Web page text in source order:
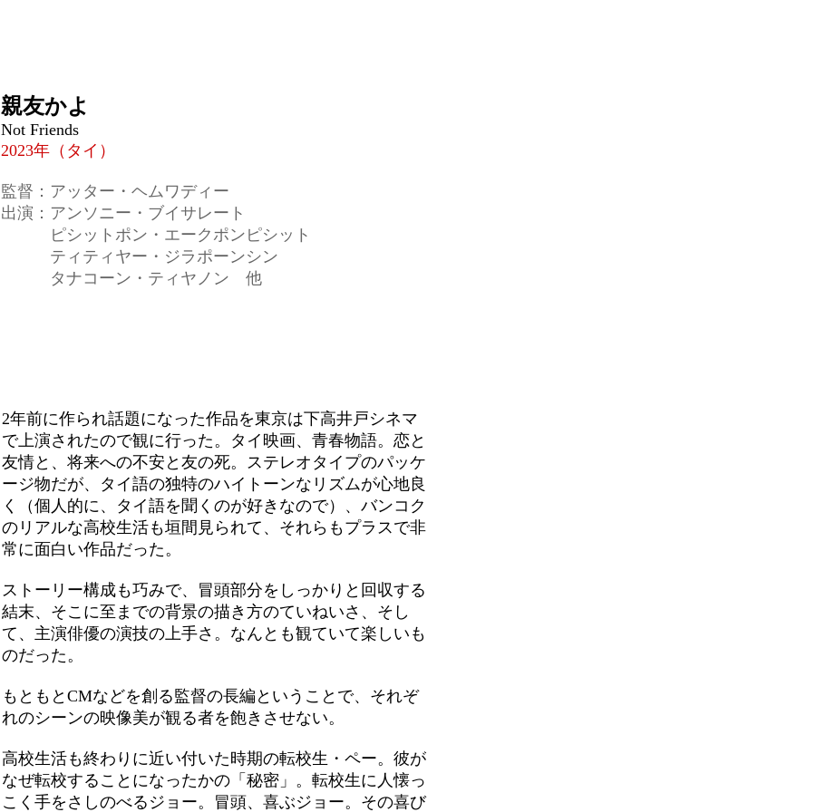
2年前に作られ話題になった作品を東京は下高井戸シネマ
で上演されたので観に行った。タイ映画、青春物語。恋と
友情と、将来への不安と友の死。ステレオタイプのパッケ
ージ物だが、タイ語の独特のハイトーンなリズムが心地良
く（個人的に、タイ語を聞くのが好きなので）、バンコク
のリアルな高校生活も垣間見られて、それらもプラスで非
常に面白い作品だった。
ストーリー構成も巧みで、冒頭部分をしっかりと回収する
結末、そこに至までの背景の描き方のていねいさ、そし
て、主演俳優の演技の上手さ。なんとも観ていて楽しいも
のだった。
もともとCMなどを創る監督の長編ということで、それぞ
れのシーンの映像美が観る者を飽きさせない。
高校生活も終わりに近い付いた時期の転校生・ペー。彼が
なぜ転校することになったかの「秘密」。転校生に人懐っ
こく手をさしのべるジョー。冒頭、喜ぶジョー。その喜び
親友かよ
Not Friends
2023年（タイ）
監督：アッター・ヘムワディー
出演：アンソニー・ブイサレート
ピシットポン・エークポンピシット
ティティヤー・ジラポーンシン
タナコーン・ティヤノン 他